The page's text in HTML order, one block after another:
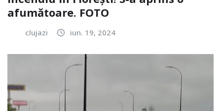
afumătoare. FOTO
clujazi iun. 19, 2024